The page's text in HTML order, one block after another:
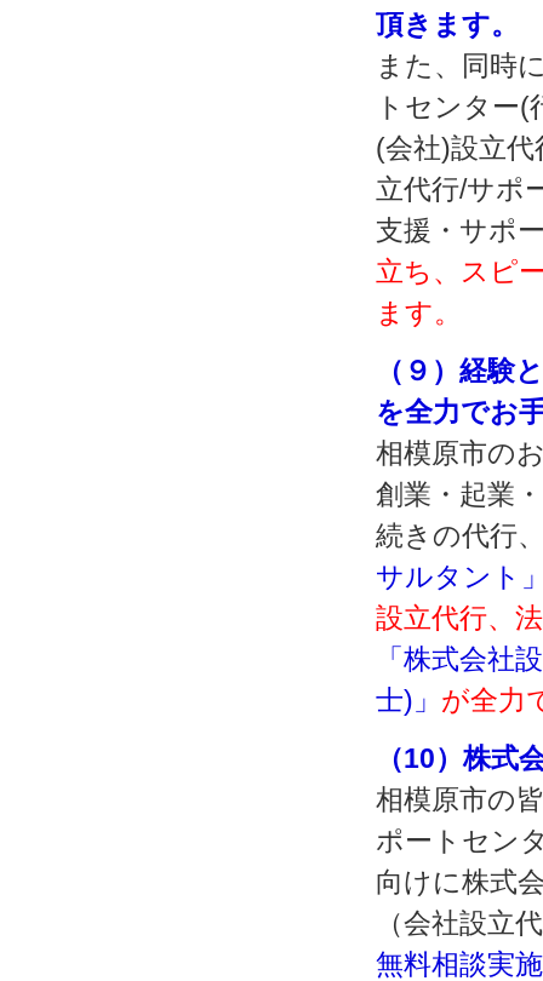
頂きます。
また、同時
トセンター
(会社)設立
立代行/サポ
支援・サポ
立ち、スピ
ます。
（９）経験
を全力でお
相模原市の
創業・起業
続きの代行
サルタント
設立代行、
「株式会社
士)」 が全力
（10）株式
相模原市の
ポートセン
向けに株式
（会社設立
無料相談実